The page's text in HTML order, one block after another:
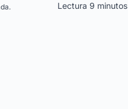
Lectura 9 minutos